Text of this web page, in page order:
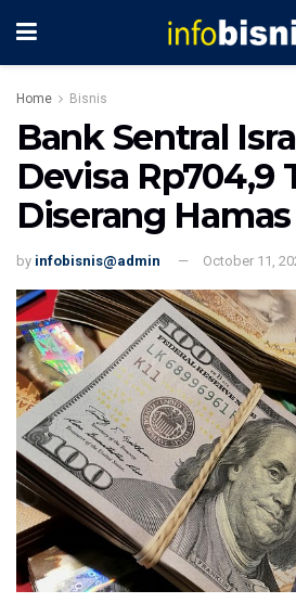
Home Bisnis
Bank Sentral
Devisa Rp704,9
Diserang Hamas
by infobisnis@admin October 11,